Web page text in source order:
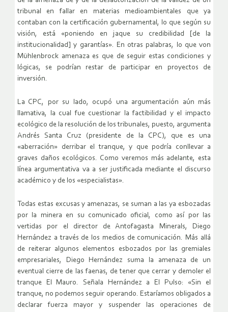
tribunal en fallar en materias medioambientales que ya
contaban con la certificación gubernamental, lo que según su
visión, está «poniendo en jaque su credibilidad [de la
institucionalidad] y garantías». En otras palabras, lo que von
Mühlenbrock amenaza es que de seguir estas condiciones y
lógicas, se podrían restar de participar en proyectos de
inversión.
La CPC, por su lado, ocupó una argumentación aún más
llamativa, la cual fue cuestionar la factibilidad y el impacto
ecológico de la resolución de los tribunales, puesto, argumenta
Andrés Santa Cruz (presidente de la CPC), que es una
«aberración» derribar el tranque, y que podría conllevar a
graves daños ecológicos. Como veremos más adelante, esta
línea argumentativa va a ser justificada mediante el discurso
académico y de los «especialistas».
Todas estas excusas y amenazas, se suman a las ya esbozadas
por la minera en su comunicado oficial, como así por las
vertidas por el director de Antofagasta Minerals, Diego
Hernández a través de los medios de comunicación. Más allá
de reiterar algunos elementos esbozados por las gremiales
empresariales, Diego Hernández suma la amenaza de un
eventual cierre de las faenas, de tener que cerrar y demoler el
tranque El Mauro. Señala Hernández a El Pulso: «Sin el
tranque, no podemos seguir operando. Estaríamos obligados a
declarar fuerza mayor y suspender las operaciones de